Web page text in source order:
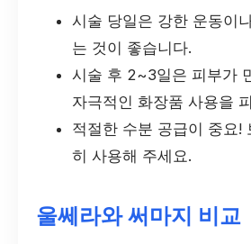
시술 당일은 강한 운동이
는 것이 좋습니다.
시술 후 2~3일은 피부가
자극적인 화장품 사용을
적절한 수분 공급이 중요!
히 사용해 주세요.
울쎄라와 써마지 비교